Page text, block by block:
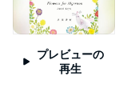
プレビューの
再生